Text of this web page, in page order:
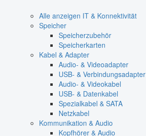
Alle anzeigen IT & Konnektivität
Speicher
Speicherzubehör
Speicherkarten
Kabel & Adapter
Audio- & Videoadapter
USB- & Verbindungsadapter
Audio- & Videokabel
USB- & Datenkabel
Spezialkabel & SATA
Netzkabel
Kommunikation & Audio
Kopfhörer & Audio